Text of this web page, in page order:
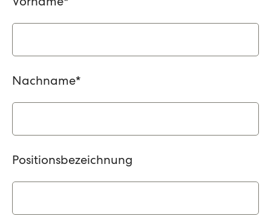
Vorname*
Nachname*
Positionsbezeichnung